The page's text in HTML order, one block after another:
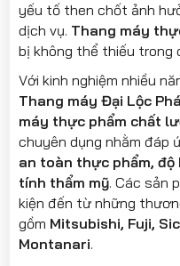
yếu tố then chốt ảnh
dịch vụ. Thang máy
bị không thể thiếu trong
Với kinh nghiệm nhiều
Thang máy Đại Lộc
máy thực phẩm chất
chuyên dụng nhằm đáp
an toàn thực phẩm, độ
tính thẩm mỹ. Các sản
kiện đến từ những
gồm Mitsubishi, Fuji,
Montanari.